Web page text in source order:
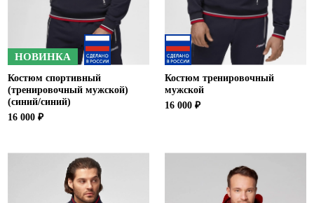
НОВИНКА
Костюм спортивный
(тренировочный мужской)
(синий/синий)
16 000 ₽
Костюм тренировочный
мужской
16 000 ₽